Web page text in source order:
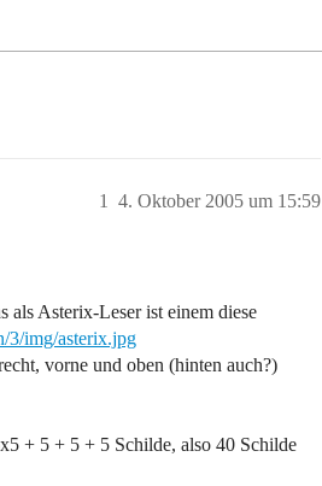
4. Oktober 2005 um 15:59
1
als Asterix-Leser ist einem diese
3/img/asterix.jpg
vorne und oben (hinten auch?)
+ 5 + 5 + 5 Schilde, also 40 Schilde